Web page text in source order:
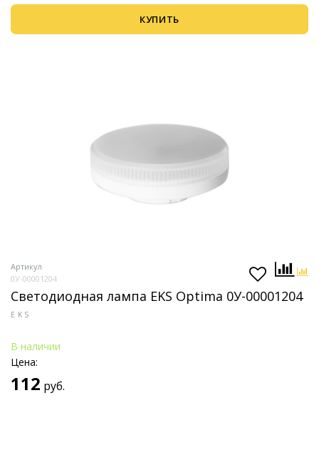
КУПИТЬ
Артикул
0У-00001204
Светодиодная лампа EKS Optima 0У-00001204
EKS
В наличии
Цена:
112 руб.